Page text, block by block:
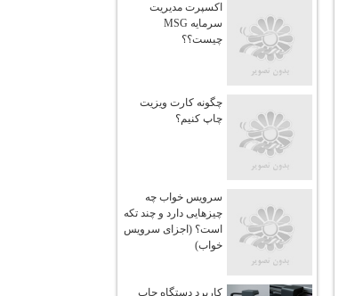
اکسپرت مدیریت
سرمایه MSG
چیست؟؟
چگونه کارت ویزیت
چاپ کنیم؟
سرویس خواب چه
چیزهایی دارد و چند تکه
است؟ (اجزای سرویس
خواب)
کاربرد دستگاه چاپ